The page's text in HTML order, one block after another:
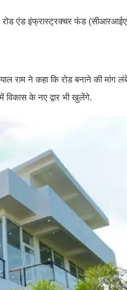
एंड इंफ्रास्ट्रक्चर फंड
राम ने कहा कि रोड बनाने की मांग
विकास के नए द्वार भी खुलेंगे.